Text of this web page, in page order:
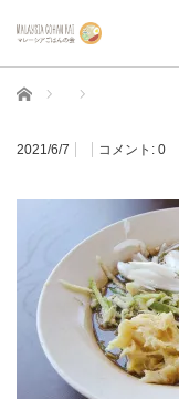
ホーム
2021/6/7 コメント: 0